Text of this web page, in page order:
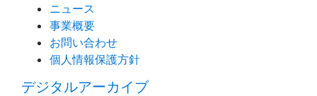
ニュース
事業概要
お問い合わせ
個人情報保護方針
デジタルアーカイブ